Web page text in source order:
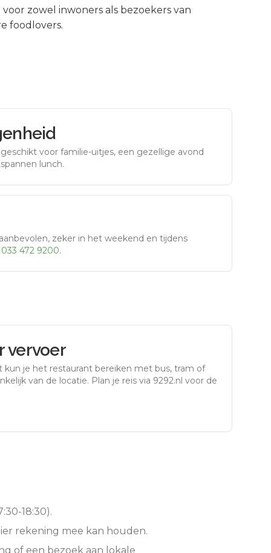
zowel inwoners als bezoekers van
foodlovers.
voor familie-uitjes, een gezellige avond
lunch.
zeker in het weekend en tijdens
033 472 9200.
vervoer
kun je het restaurant bereiken met bus, tram of
van de locatie. Plan je reis via 9292.nl voor de
18:30).
rekening mee kan houden.
of een bezoek aan lokale